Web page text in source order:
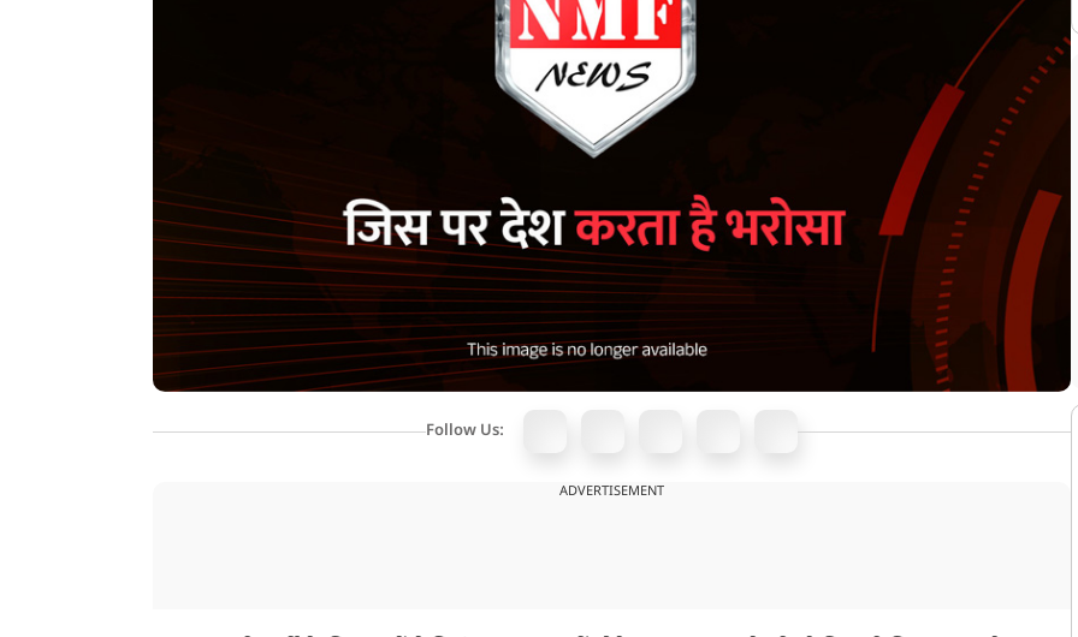
Follow Us:
ADVERTISEMENT